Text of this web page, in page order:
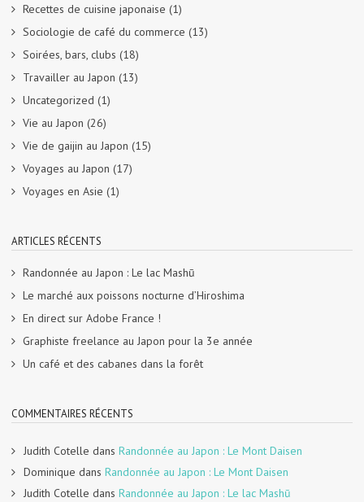
Recettes de cuisine japonaise (1)
Sociologie de café du commerce (13)
Soirées, bars, clubs (18)
Travailler au Japon (13)
Uncategorized (1)
Vie au Japon (26)
Vie de gaijin au Japon (15)
Voyages au Japon (17)
Voyages en Asie (1)
ARTICLES RÉCENTS
Randonnée au Japon : Le lac Mashū
Le marché aux poissons nocturne d’Hiroshima
En direct sur Adobe France !
Graphiste freelance au Japon pour la 3e année
Un café et des cabanes dans la forêt
COMMENTAIRES RÉCENTS
Judith Cotelle dans Randonnée au Japon : Le Mont Daisen
Dominique dans Randonnée au Japon : Le Mont Daisen
Judith Cotelle dans Randonnée au Japon : Le lac Mashū